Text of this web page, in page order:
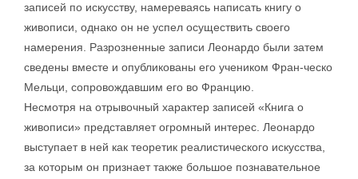
записей по искусству, намереваясь написать книгу о
живописи, однако он не успел осуществить своего
намерения. Разрозненные записи Леонардо были затем
сведены вместе и опубликованы его учеником Фран-ческо
Мельци, сопровождавшим его во Францию.
Несмотря на отрывочный характер записей «Книга о
живописи» представляет огромный интерес. Леонардо
выступает в ней как теоретик реалистического искусства,
за которым он признает также большое познавательное